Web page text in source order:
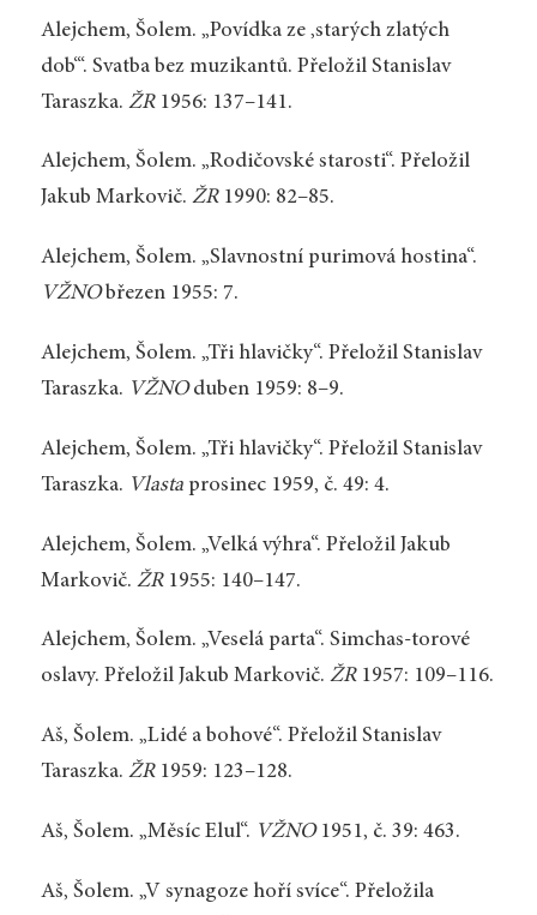
Alejchem, Šolem. „Povídka ze ‚starých zlatých
dob‘“. Svatba bez muzikantů. Přeložil Stanislav
Taraszka. ŽR 1956: 137–141.
Alejchem, Šolem. „Rodičovské starosti“. Přeložil
Jakub Markovič. ŽR 1990: 82–85.
Alejchem, Šolem. „Slavnostní purimová hostina“.
VŽNObřezen 1955: 7.
Alejchem, Šolem. „Tři hlavičky“. Přeložil Stanislav
Taraszka. VŽNOduben 1959: 8–9.
Alejchem, Šolem. „Tři hlavičky“. Přeložil Stanislav
Taraszka. Vlastaprosinec 1959, č. 49: 4.
Alejchem, Šolem. „Velká výhra“. Přeložil Jakub
Markovič. ŽR 1955: 140–147.
Alejchem, Šolem. „Veselá parta“. Simchas-torové
oslavy. Přeložil Jakub Markovič. ŽR 1957: 109–116.
Aš, Šolem. „Lidé a bohové“. Přeložil Stanislav
Taraszka. ŽR 1959: 123–128.
Aš, Šolem. „Měsíc Elul“. VŽNO 1951, č. 39: 463.
Aš, Šolem. „V synagoze hoří svíce“. Přeložila